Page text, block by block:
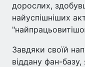
дорослих,
найуспішніших
Завдяки своїй
віддану фан-